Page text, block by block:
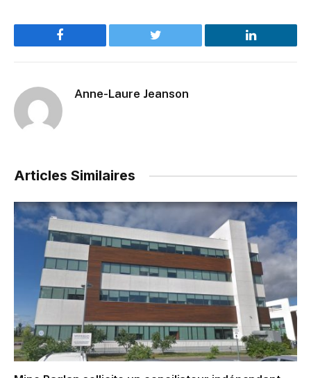
Facebook Twitter LinkedIn
Anne-Laure Jeanson
Articles Similaires